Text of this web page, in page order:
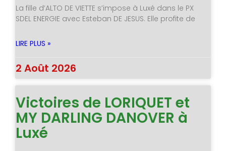
La fille d’ALTO DE VIETTE s’impose à Luxé dans le PX
SDEL ENERGIE avec Esteban DE JESUS. Elle profite de
LIRE PLUS »
2 Août 2026
Victoires de LORIQUET et
MY DARLING DANOVER à
Luxé